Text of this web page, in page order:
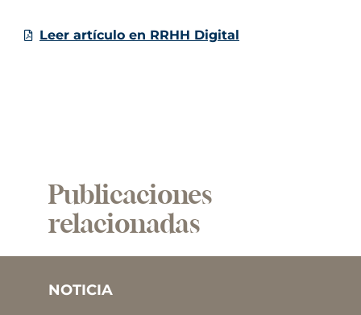
Leer artículo en RRHH Digital
Publicaciones
relacionadas
NOTICIA